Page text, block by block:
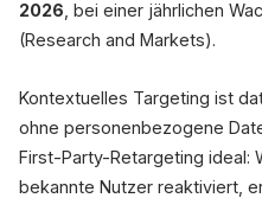
2026 , bei einer jährlichen
(Research and Markets).
Kontextuelles Targeting ist
ohne personenbezogene
First-Party-Retargeting ideal:
bekannte Nutzer reaktiviert,